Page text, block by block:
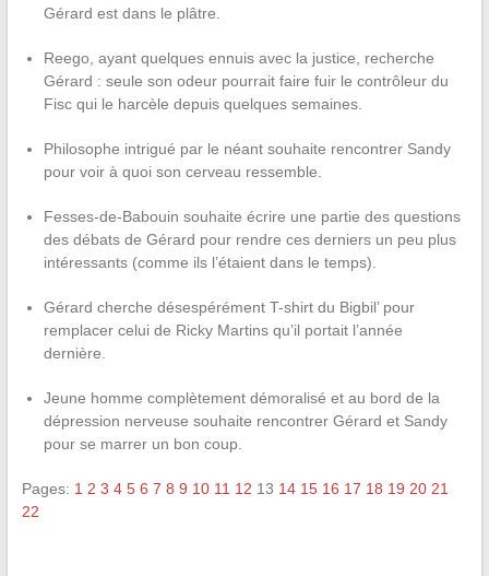
Gérard est dans le plâtre.
Reego, ayant quelques ennuis avec la justice, recherche
Gérard : seule son odeur pourrait faire fuir le contrôleur du
Fisc qui le harcèle depuis quelques semaines.
Philosophe intrigué par le néant souhaite rencontrer Sandy
pour voir à quoi son cerveau ressemble.
Fesses-de-Babouin souhaite écrire une partie des questions
des débats de Gérard pour rendre ces derniers un peu plus
intéressants (comme ils l’étaient dans le temps).
Gérard cherche désespérément T-shirt du Bigbil’ pour
remplacer celui de Ricky Martins qu’il portait l’année
dernière.
Jeune homme complètement démoralisé et au bord de la
dépression nerveuse souhaite rencontrer Gérard et Sandy
pour se marrer un bon coup.
Pages: 1 2 3 4 5 6 7 8 9 10 11 12 13 14 15 16 17 18 19 20 21
22